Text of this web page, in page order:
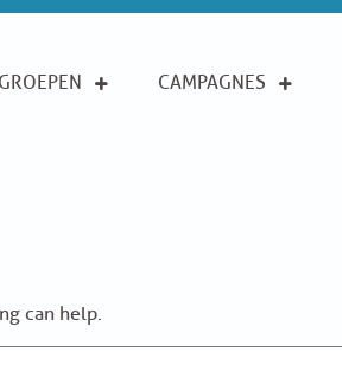
GROEPEN CAMPAGNES
can help.